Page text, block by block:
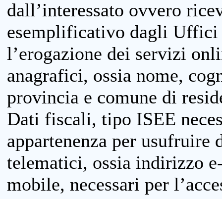
dall’interessato ovvero
esemplificativo dagli
l’erogazione dei servizi
anagrafici, ossia nome,
provincia e comune di
Dati fiscali, tipo ISEE
appartenenza per
telematici, ossia indirizzo
mobile, necessari per